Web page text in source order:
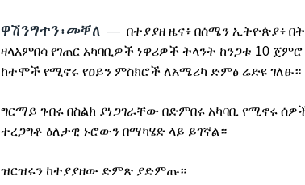
ዋሽንግተን፡መቐለ —በተያያዘ ዜና፥ በሰሜን ኢትዮጵያ፥
ዛላአምበሳ የገጠር አካባቢዎች ነዋሪዎች ትላንት ከንጋቱ 10 ጀምሮ
ከተሞች የሚኖሩ የዐይን ምስክሮች ለአሜሪካ ድምፅ ሬድዩ ገለፁ።
ግርማይ ገብሩ በስልክ ያነጋገራቸው በድምበሩ አካባቢ የሚኖሩ
ተረጋግቶ ዕለታዊ ኑሮውን በማካሄድ ላይ ይገኛል።
ዝርዝሩን ከተያያዘው ድምጽ ያድምጡ።